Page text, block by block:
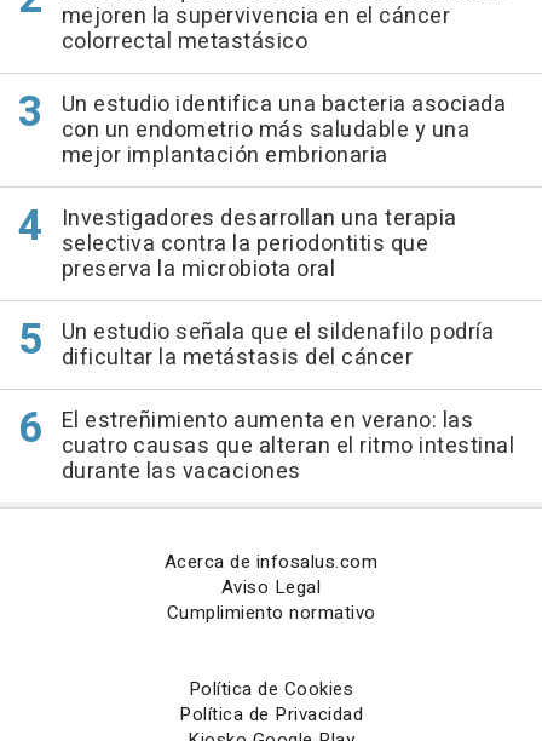
mejoren la supervivencia en el cáncer
colorrectal metastásico
Un estudio identifica una bacteria asociada
con un endometrio más saludable y una
mejor implantación embrionaria
Investigadores desarrollan una terapia
selectiva contra la periodontitis que
preserva la microbiota oral
Un estudio señala que el sildenafilo podría
dificultar la metástasis del cáncer
El estreñimiento aumenta en verano: las
cuatro causas que alteran el ritmo intestinal
durante las vacaciones
Acerca de infosalus.com
Aviso Legal
Cumplimiento normativo
Política de Cookies
Política de Privacidad